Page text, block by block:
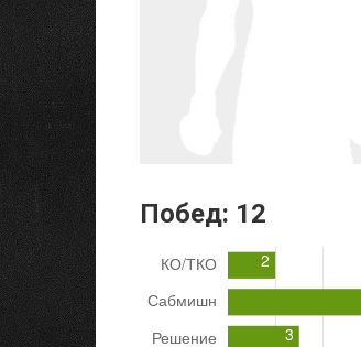
Побед: 12